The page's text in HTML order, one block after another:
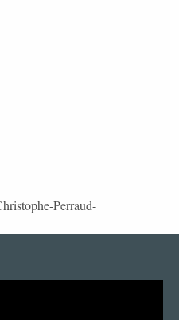
Perraud-